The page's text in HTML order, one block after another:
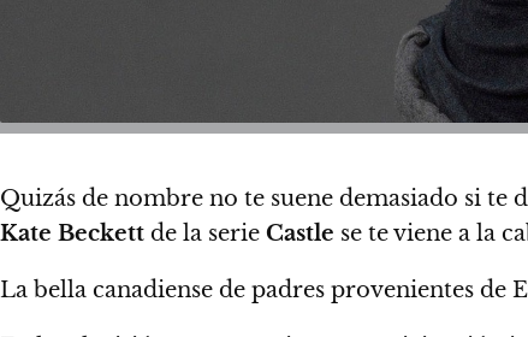
Quizás de nombre no te suene demasiado si te
Kate Beckett de la serie Castle se te viene a la
La bella canadiense de padres provenientes